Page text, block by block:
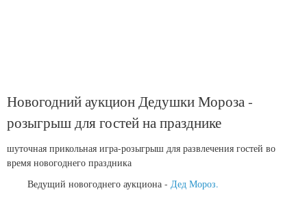
Новогодний аукцион Дедушки Мороза -
розыгрыш для гостей на празднике
шуточная прикольная игра-розыгрыш для развлечения гостей во
время новогоднего праздника
Ведущий новогоднего аукциона - Дед Мороз.